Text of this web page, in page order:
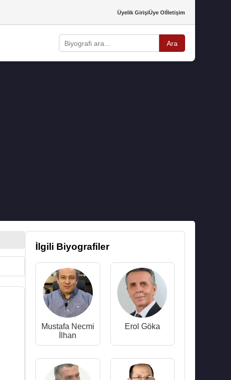
Üyelik GirişiÜye Olİletişim
Ara
İlgili Biyografiler
Mustafa Necmi
İlhan
Erol Göka